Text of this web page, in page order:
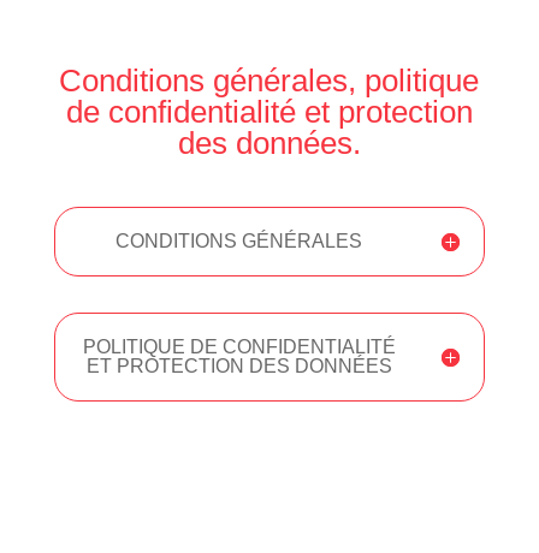
Conditions générales, politique
de confidentialité et protection
des données.
CONDITIONS GÉNÉRALES
POLITIQUE DE CONFIDENTIALITÉ
ET PROTECTION DES DONNÉES